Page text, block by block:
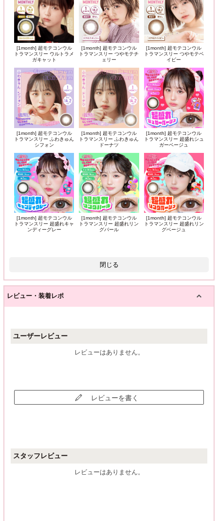
[1month] 超モテコンウル
トラマンスリー ウルトラメ
ガキャット
[1month] 超モテコンウル
トラマンスリー つやモテチ
ェリー
[1month] 超モテコンウル
トラマンスリー つやモテベ
イビー
[1month] 超モテコンウル
トラマンスリー ふわきゅん
シフォン
[1month] 超モテコンウル
トラマンスリー ふわきゅん
ドーナツ
[1month] 超モテコンウル
トラマンスリー 超盛れシュ
ガーベージュ
[1month] 超モテコンウル
トラマンスリー 超盛れキャ
ンディーグレー
[1month] 超モテコンウル
トラマンスリー 超盛れリン
グパール
[1month] 超モテコンウル
トラマンスリー 超盛れリン
グベージュ
閉じる
レビュー・装着レポ
ユーザーレビュー
レビューはありません。
レビューを書く
スタッフレビュー
レビューはありません。